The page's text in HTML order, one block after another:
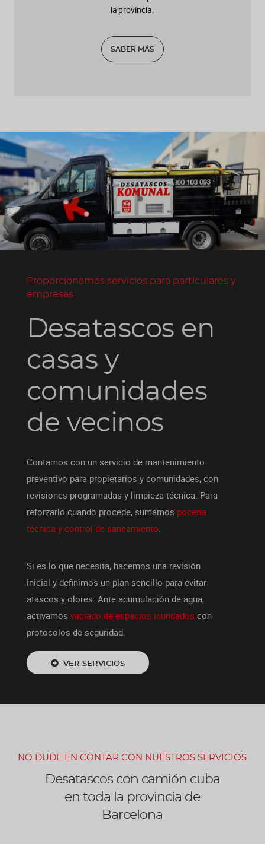
la provincia.
SABER MÁS
Proporcionamos servicios para particulares y
empresas
Desatascos en
casas y
comunidades
de vecinos
Contamos con un servicio de mantenimiento
preventivo para propietarios y comunidades, con
revisiones programadas y limpieza técnica. Para
reforzarlo cuando procede, sumamos pocería
técnica y control de saneamiento
Si es lo que necesita, hacemos una revisión
inicial y definimos un plan sencillo para evitar
atascos y olores. Ante acumulación de agua,
activamos vaciado de espacios inundados con
protocolos de seguridad.
VER SERVICIOS
NO DUDE EN CONTAR CON NUESTROS SERVICIOS
Desatascos con camión cuba
en toda la provincia de
Barcelona